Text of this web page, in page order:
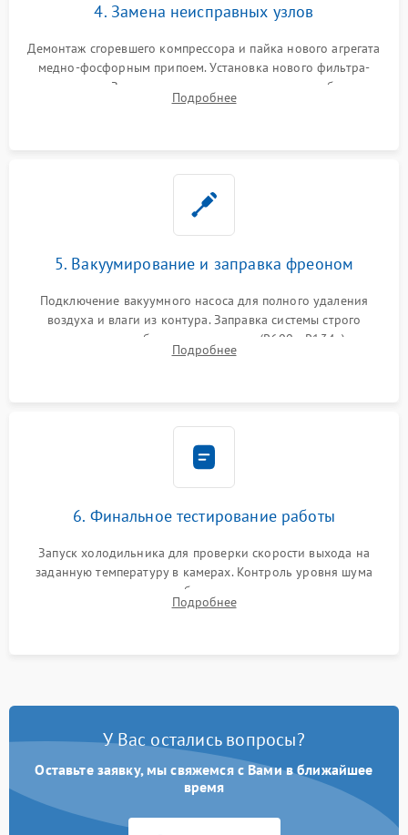
4. Замена неисправных узлов
Демонтаж сгоревшего компрессора и пайка нового агрегата
медно-фосфорным припоем. Установка нового фильтра-
осушителя. Замена изношенных вентиляторов обдува,
сломанных заслонок или поврежденных дверных петель.
Подробнее
5. Вакуумирование и заправка фреоном
Подключение вакуумного насоса для полного удаления
воздуха и влаги из контура. Заправка системы строго
дозированным объемом хладагента (R600a, R134a) по
электронным весам. Контроль рабочего давления в системе.
Подробнее
6. Финальное тестирование работы
Запуск холодильника для проверки скорости выхода на
заданную температуру в камерах. Контроль уровня шума
компрессора, отсутствия обмерзания стенок и корректного
срабатывания системы автоматической оттайки.
Подробнее
У Вас остались вопросы?
Оставьте заявку, мы свяжемся с Вами в ближайшее
время